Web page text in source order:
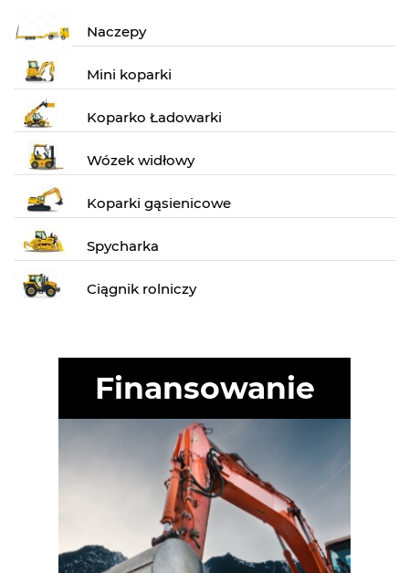
Naczepy
Mini koparki
Koparko Ładowarki
Wózek widłowy
Koparki gąsienicowe
Spycharka
Ciągnik rolniczy
Finansowanie